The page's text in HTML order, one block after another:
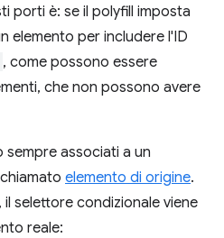
porti è: se il polyfill imposta
elemento per includere l'ID
, come possono essere
che non possono avere
associati a un
elemento di origine.
selettore condizionale viene
reale: